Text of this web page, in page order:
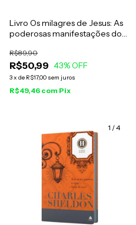
Livro Os milagres de Jesus: As
poderosas manifestações do
Dias Lopes
R$50,99
R$89,90
43% OFF
3x de R$17,00 sem juros
R$49,46 com Pix
1 /4